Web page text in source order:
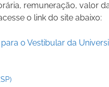
remuneração, valor
o link do site abaixo:
o Vestibular da